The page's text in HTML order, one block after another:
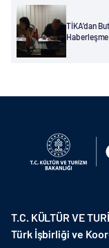
TİKA’dan
T.C. KÜLTÜR VE
Türk İşbirliği ve